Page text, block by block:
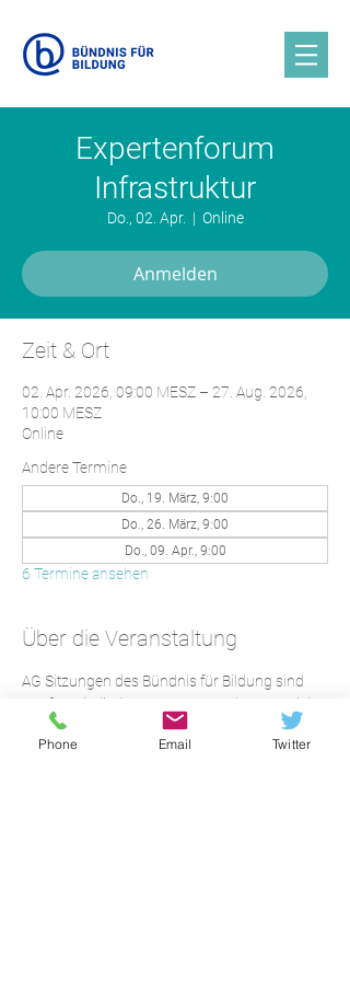
Expertenforum
Infrastruktur
Do., 02. Apr.
  |
Online
Anmelden
Zeit & Ort
02. Apr. 2026, 09:00 MESZ – 27. Aug. 2026,
10:00 MESZ
Online
Andere Termine
Do., 19. März, 9:00
Do., 26. März, 9:00
Do., 09. Apr., 9:00
6 Termine ansehen
Über die Veranstaltung
AG Sitzungen des Bündnis für Bildung sind
nur für Mitglieder. Interessenten können sich
für eine einmalige Teilnahme an
info@b-f-
b.net wenden.
Phone Email Twitter